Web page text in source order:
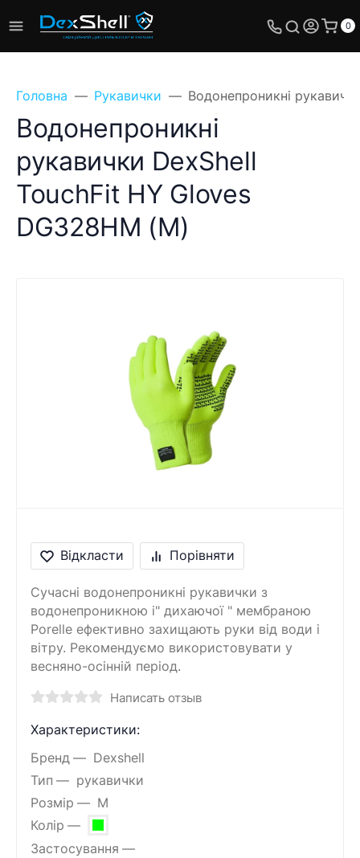
0
Головна Рукавички Водонепроникні
Водонепроникні
рукавички DexShell
TouchFit HY Gloves
DG328HM (M)
Відкласти Порівняти
Сучасні водонепроникні рукавички з
водонепроникною і" дихаючої " мембраною
Porelle ефективно захищають руки від води і
вітру. Рекомендуємо використовувати у
весняно-осінній період.
Написать отзыв
Характеристики:
Бренд
Dexshell
Тип
рукавички
Розмір
M
Колір
Застосування